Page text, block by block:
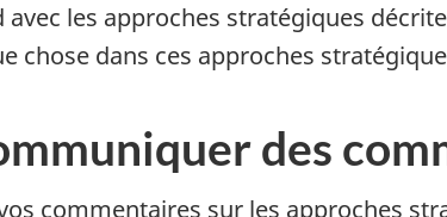
avec les approches stratégiques
chose dans ces approches
des
commentaires sur les approches